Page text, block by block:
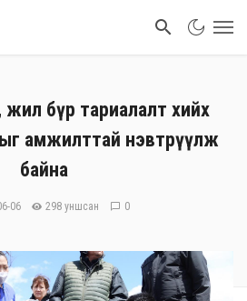
жил бүр тариалалт хийх
амжилттай нэвтрүүлж
байна
06 298 уншсан 0